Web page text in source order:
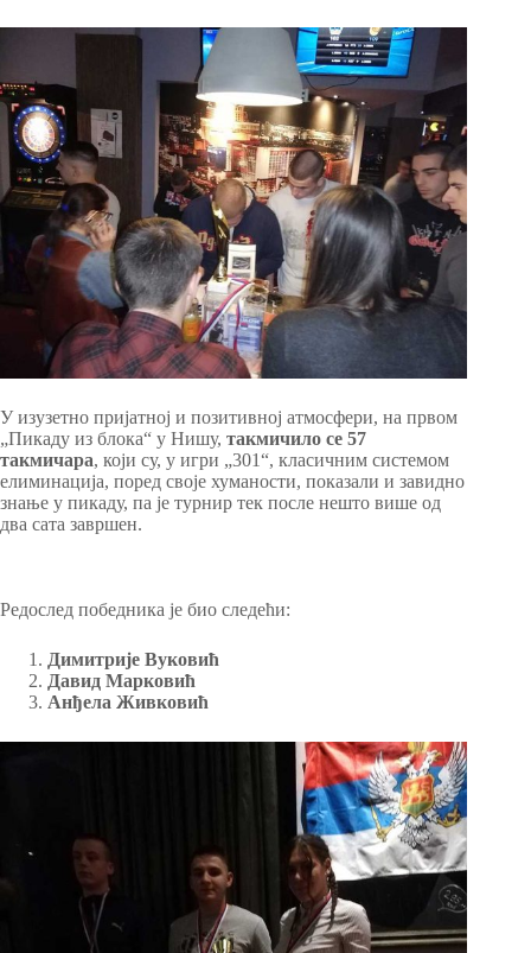
У изузетно пријатној и позитивној атмосфери, на првом
„Пикаду из блока“ у Нишу, такмичило се 57
такмичара, који су, у игри „301“, класичним системом
елиминација, поред своје хуманости, показали и завидно
знање у пикаду, па је турнир тек после нешто више од
два сата завршен.
Редослед победника је био следећи:
Димитрије Вуковић
Давид Марковић
Анђела Живковић